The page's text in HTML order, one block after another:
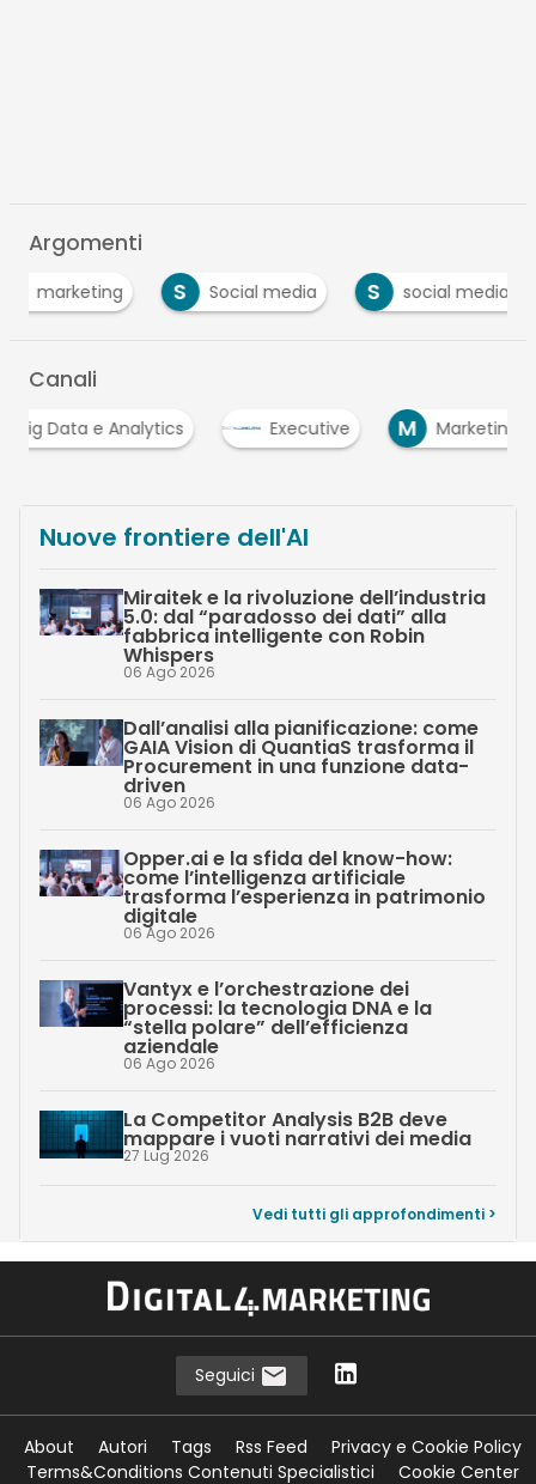
Argomenti
S
Social media S social media marketing
Canali
Executive M Marketing Mobile e Social
Nuove frontiere dell'AI
Miraitek e la rivoluzione dell’industria
5.0: dal “paradosso dei dati” alla
fabbrica intelligente con Robin
Whispers
06 Ago 2026
Dall’analisi alla pianificazione: come
GAIA Vision di QuantiaS trasforma il
Procurement in una funzione data-
driven
06 Ago 2026
Opper.ai e la sfida del know-how:
come l’intelligenza artificiale
trasforma l’esperienza in patrimonio
digitale
06 Ago 2026
Vantyx e l’orchestrazione dei
processi: la tecnologia DNA e la
“stella polare” dell’efficienza
aziendale
06 Ago 2026
La Competitor Analysis B2B deve
mappare i vuoti narrativi dei media
27 Lug 2026
Vedi tutti gli approfondimenti >
Seguici
About Autori Tags Rss Feed
Privacy e Cookie Policy
Terms&Conditions Contenuti Specialistici
Cookie Center